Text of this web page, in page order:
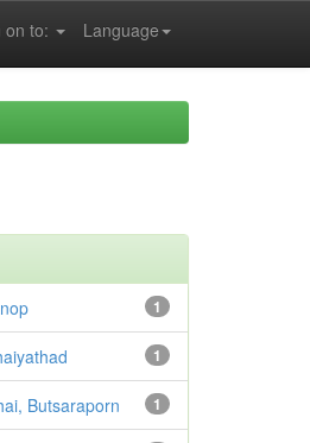
Language
on to:
1
1
1
Butsaraporn